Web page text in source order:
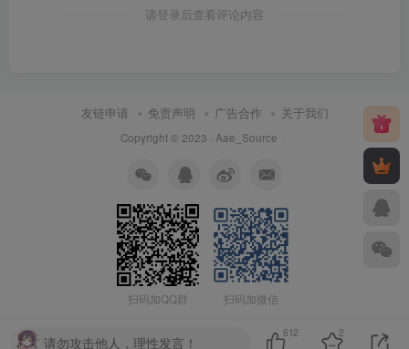
请登录后查看评论内容
友链申请 免责声明 广告合作 关于我们
Copyright © 2023 · Aae_Source ·
扫码加QQ群 扫码加微信
请勿攻击他人，理性发言！
612 2